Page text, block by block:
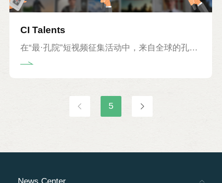
到40多位院长发来的获奖感言视频。院长们将自
坚定信心。
CI Talents
在“最·孔院”短视频征集活动中，来自全球的孔院
师生们在短视频中聚焦个人与中文的结缘历程。
不管是为了提升自我，还是追求爱情，不管是学
习道路上的曲折彷徨还是柳暗花明，都印刻着选
国文化交流的促进者。 他们如同一颗颗闪耀星辰
5